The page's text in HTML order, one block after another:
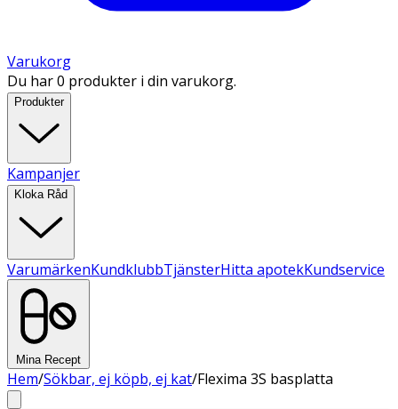
Varukorg
Du har 0 produkter i din varukorg.
Produkter
Kampanjer
Kloka Råd
VarumärkenKundklubbTjänsterHitta apotekKundservice
Mina Recept
Hem/Sökbar, ej köpb, ej kat/Flexima 3S basplatta